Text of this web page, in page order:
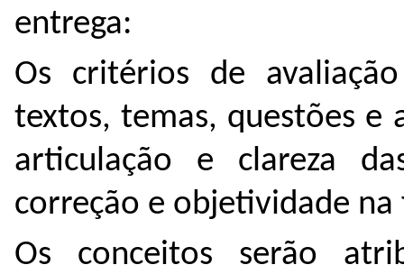
entrega:
Os critérios de
textos, temas, questões e
articulação e clareza
correção e objetividade
Os conceitos serão